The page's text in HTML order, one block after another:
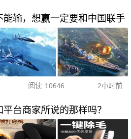
能输，想赢一定要和中国联手
阅读 10646 2小时前
台商家所说的那样吗？